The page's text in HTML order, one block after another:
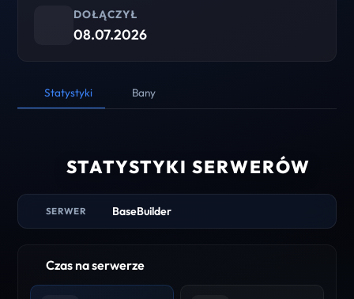
DOŁĄCZYŁ
08.07.2026
Statystyki Bany
STATYSTYKI SERWERÓW
SERWER BaseBuilder
Czas na serwerze